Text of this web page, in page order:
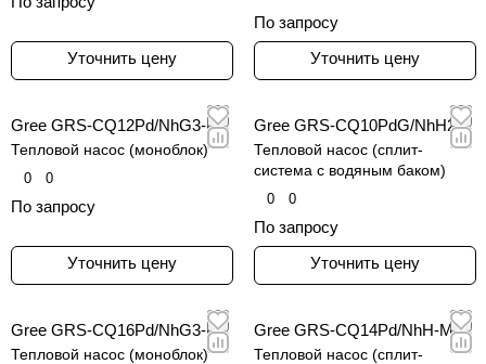
Уточнить цену
По запросу
Уточнить цену
Gree GRS-CQ12Pd/NhG3-E
Тепловой насос (моноблок)
0 0
По запросу
Уточнить цену
Gree GRS-CQ10PdG/NhH2-E
Тепловой насос (сплит-
система с водяным баком)
0 0
По запросу
Уточнить цену
Gree GRS-CQ16Pd/NhG3-M
Тепловой насос (моноблок)
Gree GRS-CQ14Pd/NhH-M
Тепловой насос (сплит-